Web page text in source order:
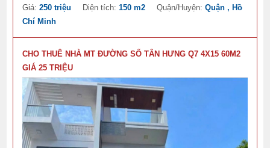
Giá:250 triệu Diện tích:150 m2 Quận/Huyện:Quận , Hồ
Chí Minh
CHO THUÊ NHÀ MT ĐƯỜNG SỐ TÂN HƯNG Q7 4X15 60M2
GIÁ 25 TRIỆU